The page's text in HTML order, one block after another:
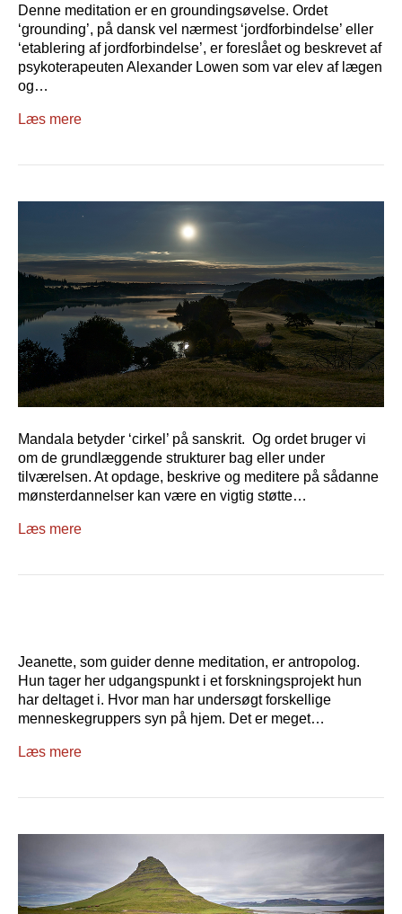
Denne meditation er en groundingsøvelse. Ordet
‘grounding’, på dansk vel nærmest ‘jordforbindelse’ eller
‘etablering af jordforbindelse’, er foreslået og beskrevet af
psykoterapeuten Alexander Lowen som var elev af lægen
og…
Læs mere
Mandala betyder ‘cirkel’ på sanskrit. Og ordet bruger vi
om de grundlæggende strukturer bag eller under
tilværelsen. At opdage, beskrive og meditere på sådanne
mønsterdannelser kan være en vigtig støtte…
Læs mere
Jeanette, som guider denne meditation, er antropolog.
Hun tager her udgangspunkt i et forskningsprojekt hun
har deltaget i. Hvor man har undersøgt forskellige
menneskegruppers syn på hjem. Det er meget…
Læs mere